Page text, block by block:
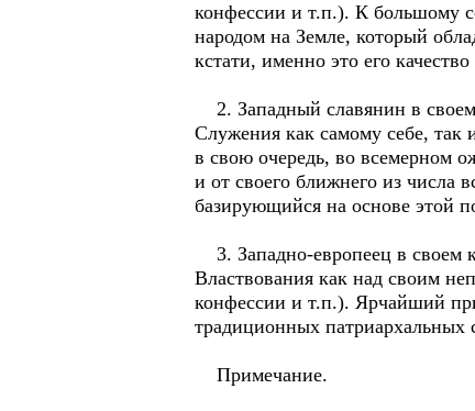
конфессии и т.п.). К большому
народом на Земле, который
кстати, именно это его
2. Западный славянин в своем
Служения как самому себе, так
в свою очередь, во всемерном
и от своего ближнего из числа
базирующийся на основе этой
3. Западно-европеец в своем
Властвования как над своим
конфессии и т.п.). Ярчайший
традиционных патриархальных
Примечание.